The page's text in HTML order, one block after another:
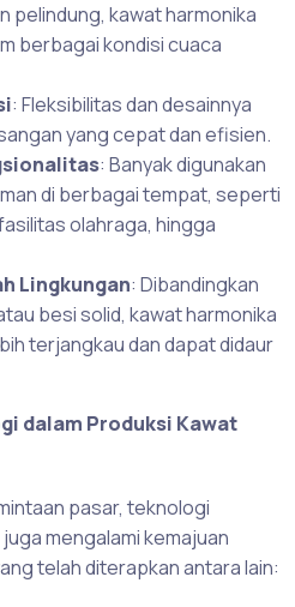
pelindung, kawat harmonika
berbagai kondisi cuaca
: Fleksibilitas dan desainnya
yang cepat dan efisien.
: Banyak digunakan
di berbagai tempat, seperti
olahraga, hingga
Lingkungan: Dibandingkan
besi solid, kawat harmonika
terjangkau dan dapat didaur
dalam Produksi Kawat
pasar, teknologi
mengalami kemajuan
telah diterapkan antara lain: